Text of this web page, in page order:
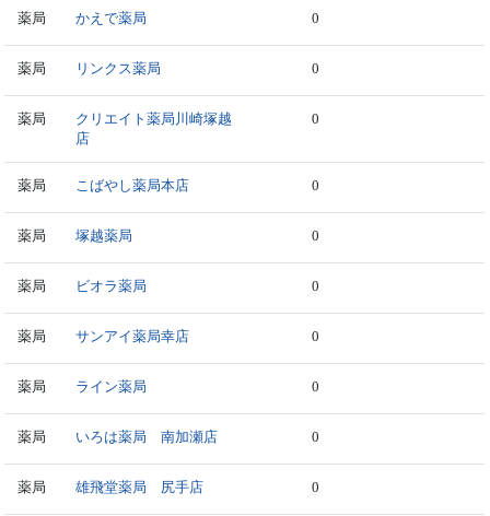
薬局 かえで薬局 0
薬局 リンクス薬局 0
薬局
クリエイト薬局川崎塚越
店
0
薬局 こばやし薬局本店 0
薬局 塚越薬局 0
薬局 ビオラ薬局 0
薬局 サンアイ薬局幸店 0
薬局 ライン薬局 0
薬局 いろは薬局 南加瀬店 0
薬局 雄飛堂薬局 尻手店 0